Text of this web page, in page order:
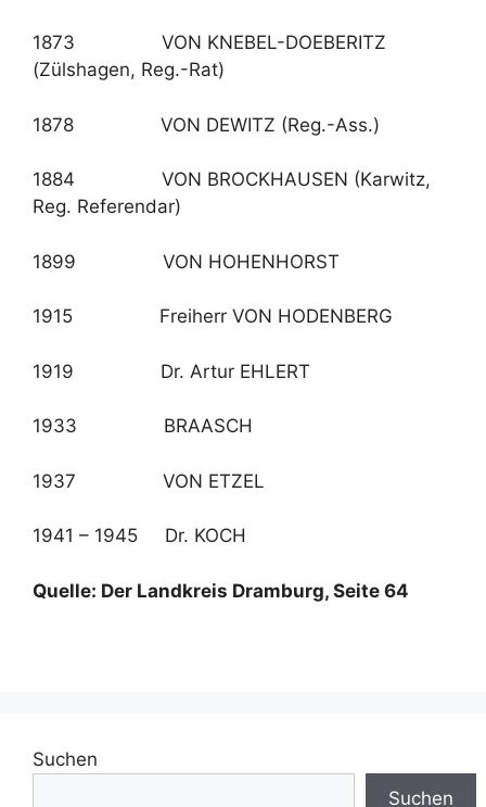
1873 VON KNEBEL-DOEBERITZ
(Zülshagen, Reg.-Rat)
1878 VON DEWITZ (Reg.-Ass.)
1884 VON BROCKHAUSEN (Karwitz,
Reg. Referendar)
1899 VON HOHENHORST
1915 Freiherr VON HODENBERG
1919 Dr. Artur EHLERT
1933 BRAASCH
1937 VON ETZEL
1941 – 1945 Dr. KOCH
Quelle: Der Landkreis Dramburg, Seite 64
Suchen
Suchen